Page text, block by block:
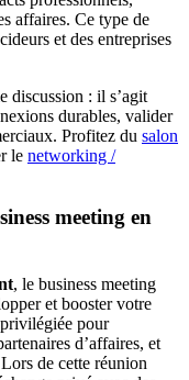
affaires. Ce type de
et des entreprises
discussion : il s’agit
durables, valider
Profitez du salon
le networking /
meeting en
, le business meeting
et booster votre
pour
d’affaires, et
de cette réunion